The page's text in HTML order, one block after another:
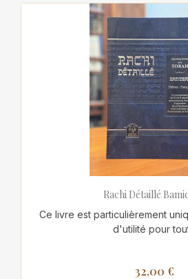
Rachi Détaillé
Ce livre est particulièrement
d'utilité pour
32,00 €